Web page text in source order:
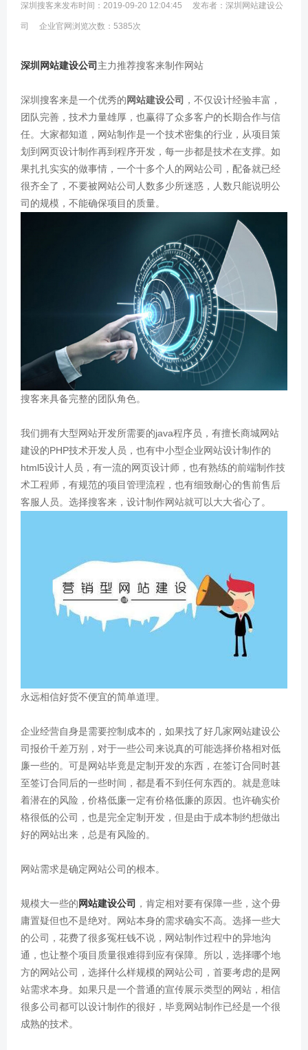
深圳搜客来发布时间：2019-09-20 12:04:45 发布者：深圳网站建设公
司 企业官网浏览次数：5385次
深圳网站建设公司 主力推荐搜客来制作网站
深圳搜客来是一个优秀的网站建设公司 ，不仅设计经验丰富，
团队完善，技术力量雄厚，也赢得了众多客户的长期合作与信
任。大家都知道，网站制作是一个技术密集的行业，从项目策
划到网页设计制作再到程序开发，每一步都是技术在支撑。如
果扎扎实实的做事情，一个十多个人的网站公司，配备就已经
很齐全了，不要被网站公司人数多少所迷惑，人数只能说明公
司的规模，不能确保项目的质量。
搜客来具备完整的团队角色。
我们拥有大型网站开发所需要的java程序员，有擅长商城网站
建设的PHP技术开发人员，也有中小型企业网站设计制作的
html5设计人员，有一流的网页设计师，也有熟练的前端制作技
术工程师，有规范的项目管理流程，也有细致耐心的售前售后
客服人员。选择搜客来，设计制作网站就可以大大省心了。
永远相信好货不便宜的简单道理。
企业经营自身是需要控制成本的，如果找了好几家网站建设公
司报价千差万别，对于一些公司来说真的可能选择价格相对低
廉一些的。可是网站毕竟是定制开发的东西，在签订合同时甚
至签订合同后的一些时间，都是看不到任何东西的。就是意味
着潜在的风险，价格低廉一定有价格低廉的原因。也许确实价
格很低的公司，也是完全定制开发，但是由于成本制约想做出
好的网站出来，总是有风险的。
网站需求是确定网站公司的根本。
规模大一些的网站建设公司 ，肯定相对要有保障一些，这个毋
庸置疑但也不是绝对。网站本身的需求确实不高。选择一些大
的公司，花费了很多冤枉钱不说，网站制作过程中的异地沟
通，也让整个项目质量很难得到应有保障。所以，选择哪个地
方的网站公司，选择什么样规模的网站公司，首要考虑的是网
站需求本身。如果只是一个普通的宣传展示类型的网站，相信
很多公司都可以设计制作的很好，毕竟网站制作已经是一个很
成熟的技术。